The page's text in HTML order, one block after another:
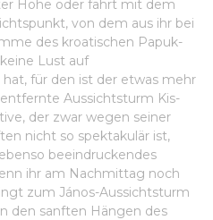
Höhe oder fahrt mit dem
von dem aus ihr bei
des kroatischen Papuk-
Lust auf
für den ist der etwas mehr
Aussichtsturm Kis-
der zwar wegen seiner
nicht so spektakulär ist,
beeindruckendes
ihr am Nachmittag noch
zum János-Aussichtsturm
den sanften Hängen des